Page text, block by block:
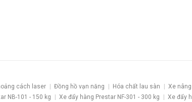
cách laser Đồng hồ vạn năng Hóa chất lau sàn Xe
NB-101 - 150 kg Xe đẩy hàng Prestar NF-301 - 300 kg Xe đẩy